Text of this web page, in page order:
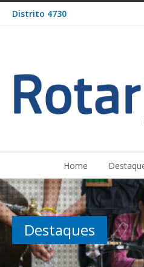
Distrito 4730
Home
Destaques